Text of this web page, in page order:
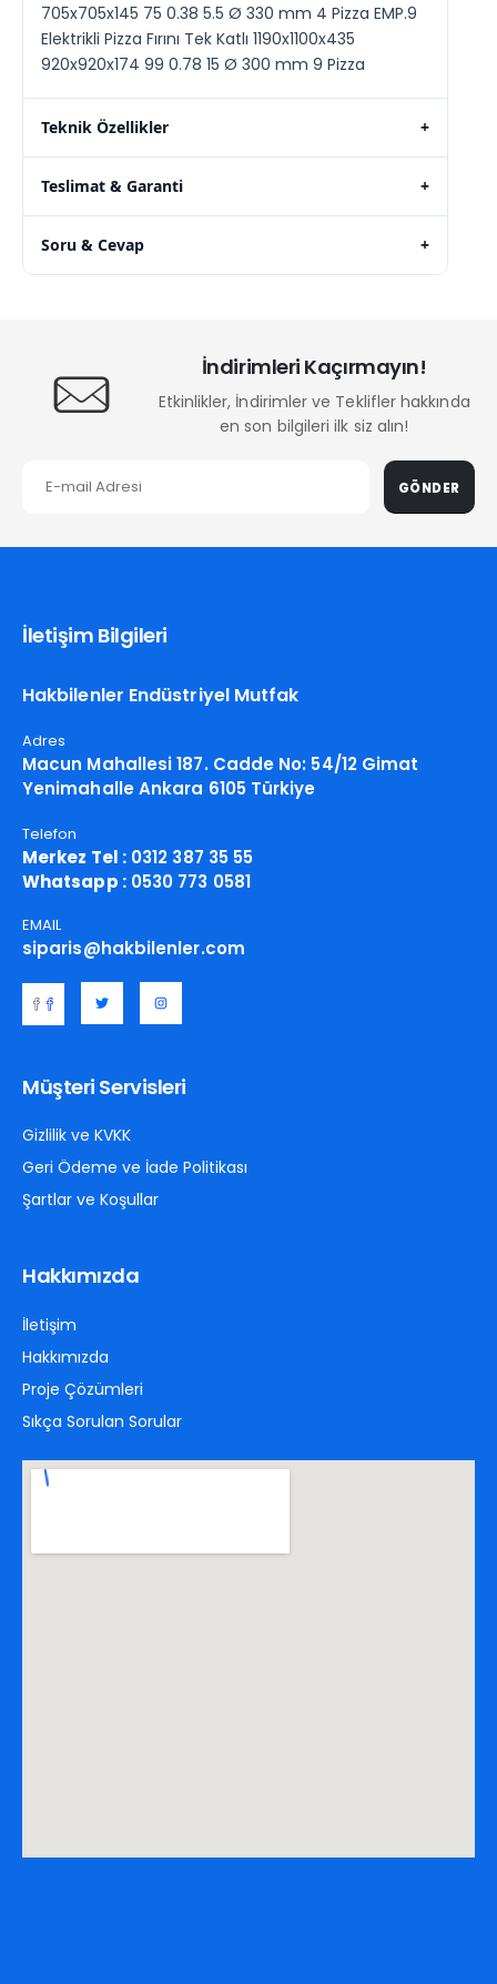
705x705x145 75 0.38 5.5 Ø 330 mm 4 Pizza EMP.9
Elektrikli Pizza Fırını Tek Katlı 1190x1100x435
920x920x174 99 0.78 15 Ø 300 mm 9 Pizza
Teknik Özellikler +
Teslimat & Garanti +
Soru & Cevap +
İndirimleri Kaçırmayın!
Etkinlikler, İndirimler ve Teklifler hakkında
en son bilgileri ilk siz alın!
GÖNDER
İletişim Bilgileri
Hakbilenler Endüstriyel Mutfak
Adres
Macun Mahallesi 187. Cadde No: 54/12 Gimat
Yenimahalle Ankara 6105 Türkiye
Telefon
Merkez Tel :0312 387 35 55
Whatsapp :0530 773 0581
EMAIL
siparis@hakbilenler.com
Müşteri Servisleri
Gizlilik ve KVKK
Geri Ödeme ve İade Politikası
Şartlar ve Koşullar
Hakkımızda
İletişim
Hakkımızda
Proje Çözümleri
Sıkça Sorulan Sorular